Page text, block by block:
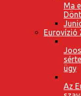
Ma
Eurovízió
ügy
Az